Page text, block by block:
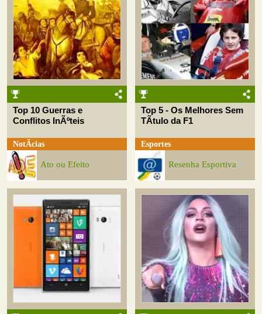
Top 10 Guerras e
Conflitos InÃºteis
NotÃ­cias
Ato ou Efeito
Top 5 - Os Melhores Sem
TÃ­tulo da F1
Esportes
Resenha Esportiva